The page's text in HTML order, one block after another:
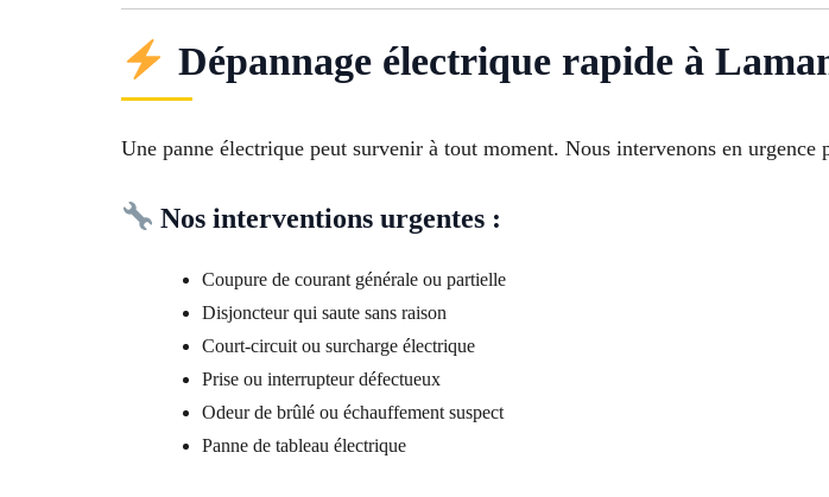
Dépannage électrique rapide à
Une panne électrique peut survenir à tout moment. Nous intervenons en
Nos interventions urgentes :
Coupure de courant générale ou partielle
Disjoncteur qui saute sans raison
Court-circuit ou surcharge électrique
Prise ou interrupteur défectueux
Odeur de brûlé ou échauffement suspect
Panne de tableau électrique